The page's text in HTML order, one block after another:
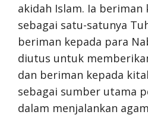
akidah Islam. Ia beriman
sebagai satu-satunya
beriman kepada para
diutus untuk
dan beriman kepada
sebagai sumber utama
dalam menjalankan